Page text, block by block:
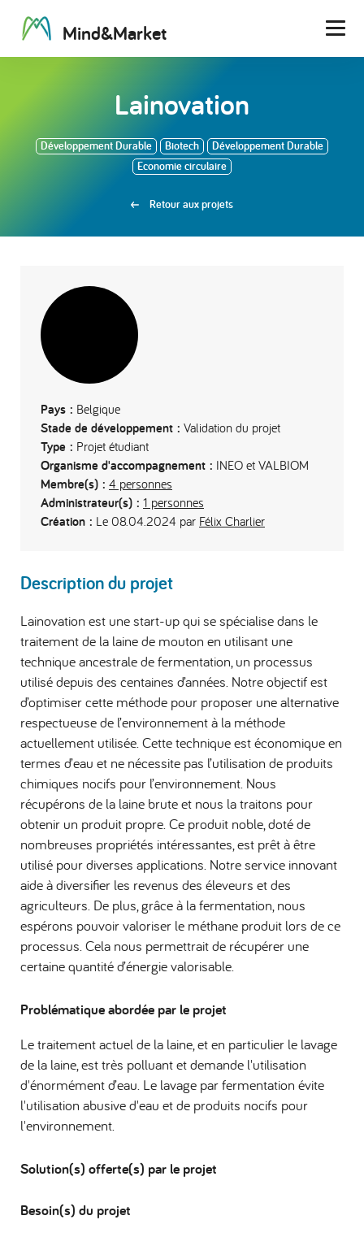
Mind&Market
Lainovation
Développement Durable Biotech
Développement Durable
Economie circulaire
Retour aux projets
Pays : Belgique
Stade de développement : Validation du projet
Type : Projet étudiant
Organisme d'accompagnement : INEO et VALBIOM
Membre(s) : 4 personnes
Administrateur(s) : 1 personnes
Création : Le 08.04.2024 par Félix Charlier
Description du projet
Lainovation est une start-up qui se spécialise dans le
traitement de la laine de mouton en utilisant une
technique ancestrale de fermentation, un processus
utilisé depuis des centaines d’années. Notre objectif est
d’optimiser cette méthode pour proposer une alternative
respectueuse de l’environnement à la méthode
actuellement utilisée. Cette technique est économique en
termes d’eau et ne nécessite pas l’utilisation de produits
chimiques nocifs pour l’environnement. Nous
récupérons de la laine brute et nous la traitons pour
obtenir un produit propre. Ce produit noble, doté de
nombreuses propriétés intéressantes, est prêt à être
utilisé pour diverses applications. Notre service innovant
aide à diversifier les revenus des éleveurs et des
agriculteurs. De plus, grâce à la fermentation, nous
espérons pouvoir valoriser le méthane produit lors de ce
processus. Cela nous permettrait de récupérer une
certaine quantité d’énergie valorisable.
Problématique abordée par le projet
Le traitement actuel de la laine, et en particulier le lavage
de la laine, est très polluant et demande l'utilisation
d'énormément d’eau. Le lavage par fermentation évite
l'utilisation abusive d'eau et de produits nocifs pour
l'environnement.
Solution(s) offerte(s) par le projet
Besoin(s) du projet